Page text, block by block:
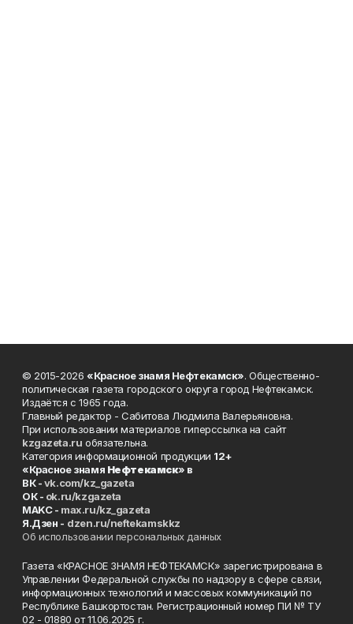
© 2015-2026 «Красное знамя Нефтекамск». Общественно-
политическая газета городского округа город Нефтекамск.
Издаётся с 1965 года.
Главный редактор - Сабитова Людмила Валерьяновна.
При использовании материалов гиперссылка на сайт
kzgazeta.ru обязательна.
Категория информационной продукции 12+
«Красное знамя Нефтекамск» в
ВК -vk.com/kz_gazeta
ОК - ok.ru/kzgazeta
MAKC - max.ru/kz_gazeta
Я.Дзен - dzen.ru/neftekamskkz
Об использовании персональных данных
Газета «КРАСНОЕ ЗНАМЯ НЕФТЕКАМСК» зарегистрирована в
Управлении Федеральной службы по надзору в сфере связи,
информационных технологий и массовых коммуникаций по
Республике Башкортостан. Регистрационный номер ПИ № ТУ
02 - 01880 от 11.06.2025 г.